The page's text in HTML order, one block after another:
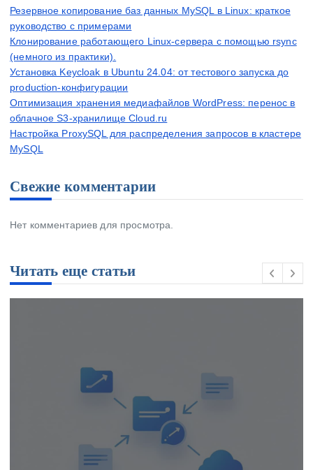
Резервное копирование баз данных MySQL в Linux: краткое
руководство с примерами
Клонирование работающего Linux-сервера с помощью rsync
(немного из практики).
Установка Keycloak в Ubuntu 24.04: от тестового запуска до
production-конфигурации
Оптимизация хранения медиафайлов WordPress: перенос в
облачное S3-хранилище Cloud.ru
Настройка ProxySQL для распределения запросов в кластере
MySQL
Свежие комментарии
Нет комментариев для просмотра.
Читать еще статьи